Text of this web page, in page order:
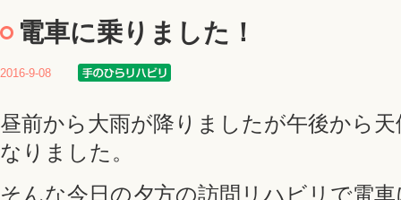
電車に乗りました！
2016-9-08
昼前から大雨が降りましたが午後から
なりました。
そんな今日の夕方の訪問リハビリで電